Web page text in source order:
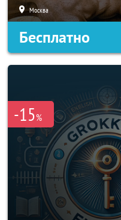
Москва
Бесплатно
-15%